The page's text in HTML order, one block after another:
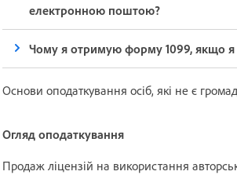
електронною поштою?
Чому я отримую форму 1099, якщо я
Основи оподаткування осіб, які не є
Огляд оподаткування
Продаж ліцензій на використання